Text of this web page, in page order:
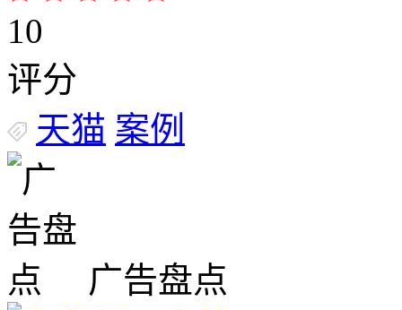
10
评分
天猫 案例
广告盘点